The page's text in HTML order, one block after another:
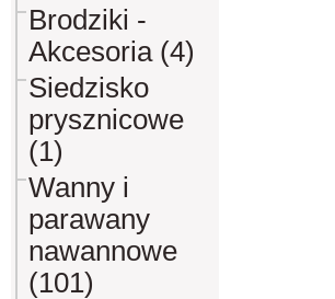
Brodziki -
Akcesoria (4)
Siedzisko
prysznicowe
(1)
Wanny i
parawany
nawannowe
(101)